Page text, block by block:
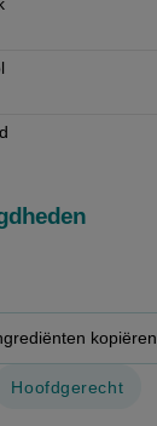
kopiëren
Hoofdgerecht